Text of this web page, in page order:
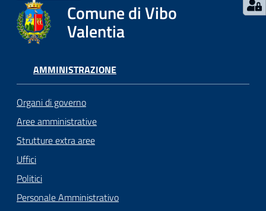
Comune di Vibo
Valentia
AMMINISTRAZIONE
Organi di governo
Aree amministrative
Strutture extra aree
Uffici
Politici
Personale Amministrativo